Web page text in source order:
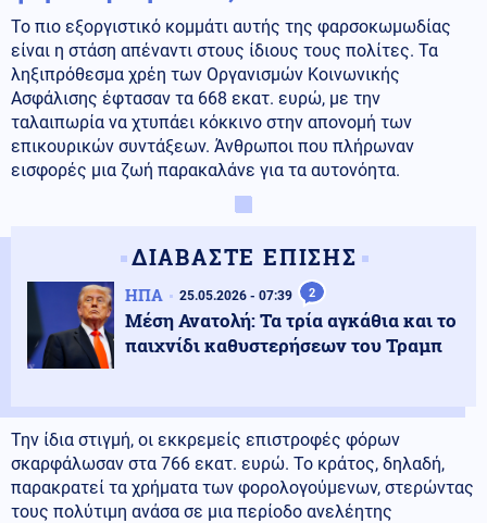
Το πιο εξοργιστικό κομμάτι αυτής της φαρσοκωμωδίας
είναι η στάση απέναντι στους ίδιους τους πολίτες. Τα
ληξιπρόθεσμα χρέη των Οργανισμών Κοινωνικής
Ασφάλισης έφτασαν τα 668 εκατ. ευρώ, με την
ταλαιπωρία να χτυπάει κόκκινο στην απονομή των
επικουρικών συντάξεων. Άνθρωποι που πλήρωναν
εισφορές μια ζωή παρακαλάνε για τα αυτονόητα.
ΔΙΑΒΑΣΤΕ ΕΠΙΣΗΣ
ΗΠΑ 25.05.2026 - 07:39 2
Μέση Ανατολή: Τα τρία αγκάθια και το
παιχνίδι καθυστερήσεων του Τραμπ
Την ίδια στιγμή, οι εκκρεμείς επιστροφές φόρων
σκαρφάλωσαν στα 766 εκατ. ευρώ. Το κράτος, δηλαδή,
παρακρατεί τα χρήματα των φορολογούμενων, στερώντας
τους πολύτιμη ανάσα σε μια περίοδο ανελέητης